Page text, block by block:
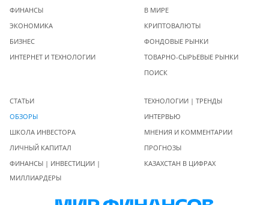
ФИНАНСЫ
ЭКОНОМИКА
БИЗНЕС
ИНТЕРНЕТ И ТЕХНОЛОГИИ
В МИРЕ
КРИПТОВАЛЮТЫ
ФОНДОВЫЕ РЫНКИ
ТОВАРНО-СЫРЬЕВЫЕ РЫНКИ
ПОИСК
СТАТЬИ
ОБЗОРЫ
ШКОЛА ИНВЕСТОРА
ЛИЧНЫЙ КАПИТАЛ
ФИНАНСЫ | ИНВЕСТИЦИИ |
МИЛЛИАРДЕРЫ
ТЕХНОЛОГИИ | ТРЕНДЫ
ИНТЕРВЬЮ
МНЕНИЯ И КОММЕНТАРИИ
ПРОГНОЗЫ
КАЗАХСТАН В ЦИФРАХ